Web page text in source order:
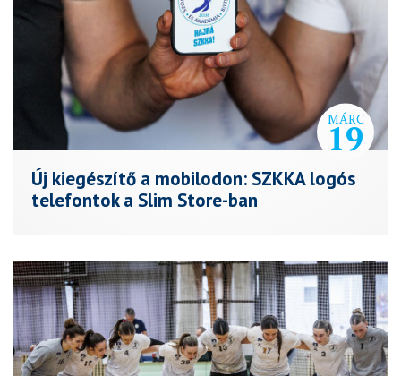
MÁRC
19
Új kiegészítő a mobilodon: SZKKA logós
telefontok a Slim Store-ban